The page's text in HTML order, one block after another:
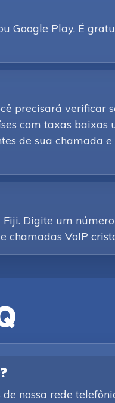
Google Play. É
precisará verificar
com taxas
de sua chamada
Digite um
chamadas VoIP
nossa rede